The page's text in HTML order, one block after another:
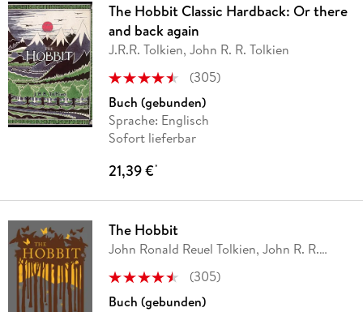
The Hobbit Classic Hardback: Or there
and back again
J.R.R. Tolkien, John R. R. Tolkien
(305)
Buch (gebunden)
Sprache: Englisch
Sofort lieferbar
21,39 €*
The Hobbit
John Ronald Reuel Tolkien, John R. R.
(305)
Buch (gebunden)